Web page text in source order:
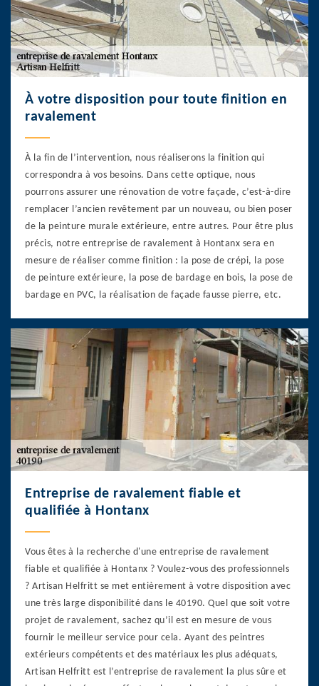
À votre disposition pour toute finition en
ravalement
À la fin de l’intervention, nous réaliserons la finition qui
correspondra à vos besoins. Dans cette optique, nous
pourrons assurer une rénovation de votre façade, c’est-à-dire
remplacer l’ancien revêtement par un nouveau, ou bien poser
de la peinture murale extérieure, entre autres. Pour être plus
précis, notre entreprise de ravalement à Hontanx sera en
mesure de réaliser comme finition : la pose de crépi, la pose
de peinture extérieure, la pose de bardage en bois, la pose de
bardage en PVC, la réalisation de façade fausse pierre, etc.
Entreprise de ravalement fiable et
qualifiée à Hontanx
Vous êtes à la recherche d'une entreprise de ravalement
fiable et qualifiée à Hontanx ? Voulez-vous des professionnels
? Artisan Helfritt se met entièrement à votre disposition avec
une très large disponibilité dans le 40190. Quel que soit votre
projet de ravalement, sachez qu’il est en mesure de vous
fournir le meilleur service pour cela. Ayant des peintres
extérieurs compétents et des matériaux les plus adéquats,
Artisan Helfritt est l’entreprise de ravalement la plus sûre et